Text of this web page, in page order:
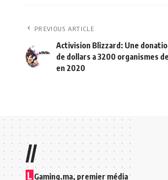
PREVIOUS ARTICLE
Activision Blizzard: Une
de dollars a 3200 organismes
en 2020
//
L Gaming.ma, premier média